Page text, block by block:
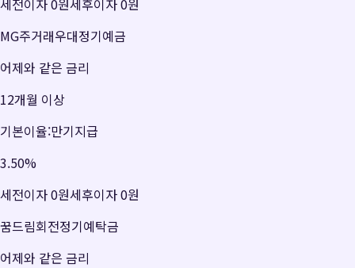
MG주거래우대정기예금
어제와 같은 금리
12개월 이상
기본이율:만기지급
3.50%
세전이자0원세후이자0원
꿈드림회전정기예탁금
어제와 같은 금리